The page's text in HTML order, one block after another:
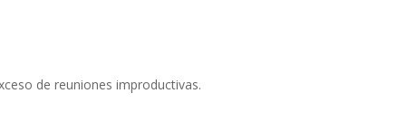
de reuniones improductivas.